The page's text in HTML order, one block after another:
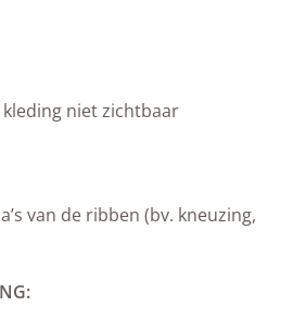
niet zichtbaar
van de ribben (bv. kneuzing,